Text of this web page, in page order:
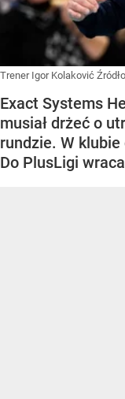
Trener Igor Kolaković
Exact Systems
musiał drżeć o
rundzie. W
Do PlusLigi